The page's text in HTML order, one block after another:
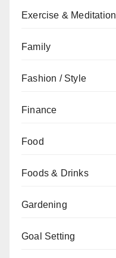
Exercise & Meditation
Family
Fashion / Style
Finance
Food
Foods & Drinks
Gardening
Goal Setting